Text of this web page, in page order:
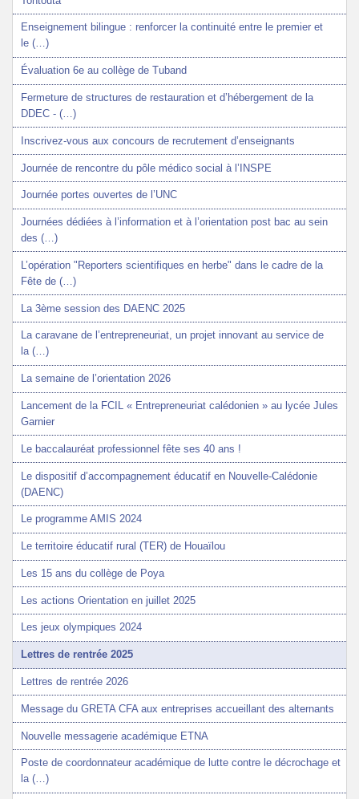
Enseignement bilingue : renforcer la continuité entre le premier et
le (…)
Évaluation 6e au collège de Tuband
Fermeture de structures de restauration et d’hébergement de la
DDEC - (…)
Inscrivez-vous aux concours de recrutement d’enseignants
Journée de rencontre du pôle médico social à l’INSPE
Journée portes ouvertes de l’UNC
Journées dédiées à l’information et à l’orientation post bac au sein
des (…)
L’opération "Reporters scientifiques en herbe" dans le cadre de la
Fête de (…)
La 3ème session des DAENC 2025
La caravane de l’entrepreneuriat, un projet innovant au service de
la (…)
La semaine de l’orientation 2026
Lancement de la FCIL « Entrepreneuriat calédonien » au lycée Jules
Garnier
Le baccalauréat professionnel fête ses 40 ans !
Le dispositif d’accompagnement éducatif en Nouvelle-Calédonie
(DAENC)
Le programme AMIS 2024
Le territoire éducatif rural (TER) de Houaïlou
Les 15 ans du collège de Poya
Les actions Orientation en juillet 2025
Les jeux olympiques 2024
Lettres de rentrée 2025
Lettres de rentrée 2026
Message du GRETA CFA aux entreprises accueillant des alternants
Nouvelle messagerie académique ETNA
Poste de coordonnateur académique de lutte contre le décrochage et
la (…)